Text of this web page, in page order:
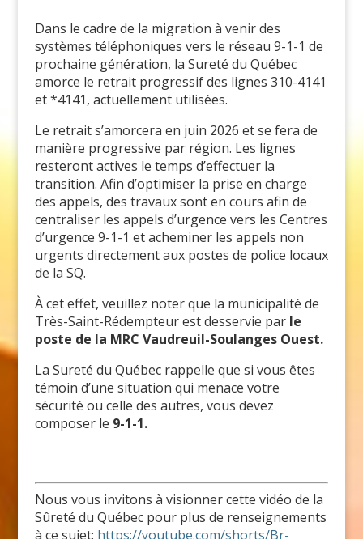
Dans le cadre de la migration à venir des
systèmes téléphoniques vers le réseau 9-1-1 de
prochaine génération, la Sureté du Québec
amorce le retrait progressif des lignes 310-4141
et *4141, actuellement utilisées.
Le retrait s’amorcera en juin 2026 et se fera de
manière progressive par région. Les lignes
resteront actives le temps d’effectuer la
transition. Afin d’optimiser la prise en charge
des appels, des travaux sont en cours afin de
centraliser les appels d’urgence vers les Centres
d’urgence 9-1-1 et acheminer les appels non
urgents directement aux postes de police locaux
de la SQ.
À cet effet, veuillez noter que la municipalité de
Très-Saint-Rédempteur est desservie par le
poste de la MRC Vaudreuil-Soulanges Ouest.
La Sureté du Québec rappelle que si vous êtes
témoin d’une situation qui menace votre
sécurité ou celle des autres, vous devez
composer le 9-1-1.
Nous vous invitons à visionner cette vidéo de la
Sûreté du Québec pour plus de renseignements
à ce sujet: https://youtube.com/shorts/Br-